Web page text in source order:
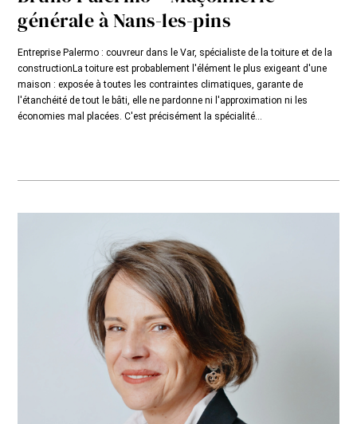
générale à Nans-les-pins
Entreprise Palermo : couvreur dans le Var, spécialiste de la toiture et de la
constructionLa toiture est probablement l'élément le plus exigeant d'une
maison : exposée à toutes les contraintes climatiques, garante de
l'étanchéité de tout le bâti, elle ne pardonne ni l'approximation ni les
économies mal placées. C'est précisément la spécialité...